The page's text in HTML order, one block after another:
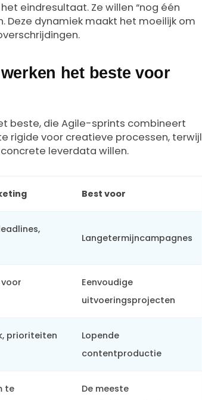
eindresultaat. Ze willen “nog één
Deze dynamiek maakt het moeilijk om
het beste voor
beste, die Agile-sprints combineert
rigide voor creatieve processen, terwijl
leverdata willen.
Best voor
Langetermijncampagnes
Eenvoudige
uitvoeringsprojecten
prioriteiten
Lopende
contentproductie
te
De meeste